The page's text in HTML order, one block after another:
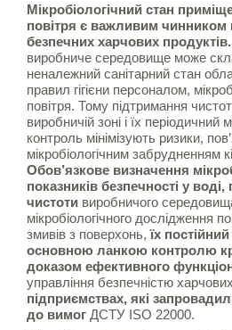
Мікробіологічний стан
повітря є важливим чинником
безпечних харчових продуктів.
виробниче середовище може
неналежний санітарний стан
правил гігієни персоналом,
повітря. Тому підтримання
виробничій зоні і їх періодичний
контроль мінімізують ризики,
мікробіологічним забрудненням
Обов’язкове визначення
показників безпечності у
чистоти виробничого
мікробіологічного дослідження
змивів з поверхонь, їх
основною ланкою контролю
доказом ефективного
управління безпечністю
підприємствах, які
до вимог ДСТУ ISO 22000.